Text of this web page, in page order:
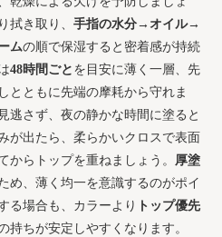
拭き取り、 手指の水分→オイル→
ムの順で保湿すると密着感が持続
48時間ごと を目安に薄く一層、先
とともに先端の摩耗から守れま
逃さず、夜の静かな時間に塗ると
が出たら、柔らかいクロスで表面
からトップを重ねましょう。 厚塗
め、薄く均一を意識するのがポイ
る場合も、カラーより トップ優先
持ちが安定しやすくなります。